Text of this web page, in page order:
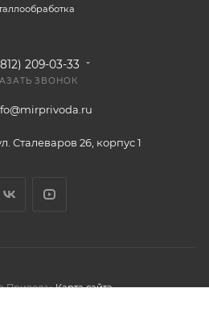
209-03-33
ЗВОНОК
Сталеваров 26, корпус 1
Привода» Карта сайта